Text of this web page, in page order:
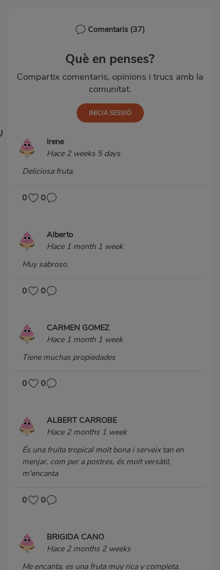
Comentaris (37)
Què en penses?
Compartix comentaris, opinions i trucs amb la
comunitat.
Irene
Hace 2 weeks 5 days
Deliciosa fruta.
0 0
Alberto
Hace 1 month 1 week
Muy sabroso.
0 0
CARMEN GOMEZ
Hace 1 month 1 week
Tiene muchas propiedades
0 0
ALBERT CARROBE
Hace 2 months 1 week
És una fruita tropical molt bona i serveix tan en
menjar, com per a postres, és molt versàtil,
m'encanta
0 0
BRIGIDA CANO
Hace 2 months 2 weeks
Me encanta, es una fruta muy rica y completa.